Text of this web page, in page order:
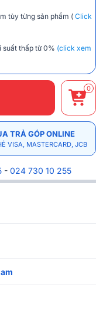
tùy từng sản phẩm (Click
suất thấp từ 0% (click xem
0
TRẢ GÓP ONLINE
VISA, MASTERCARD, JCB
- 024 730 10 255